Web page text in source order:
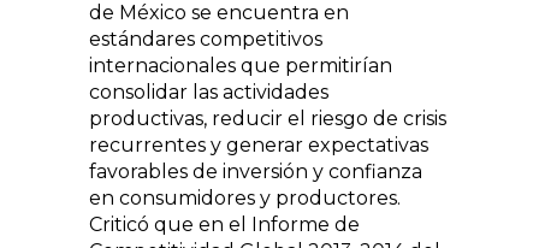
de México se encuentra en
estándares competitivos
internacionales que permitirían
consolidar las actividades
productivas, reducir el riesgo de crisis
recurrentes y generar expectativas
favorables de inversión y confianza
en consumidores y productores.
Criticó que en el Informe de